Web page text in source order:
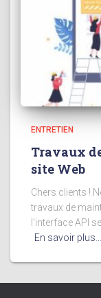
ENTRETIEN
Travaux
site Web
Chers clients !
travaux de
l'interface API
En savoir plus…